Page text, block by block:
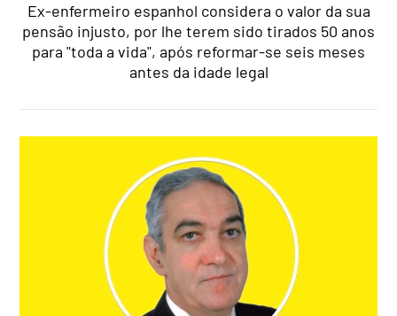
Ex-enfermeiro espanhol considera o valor da sua
pensão injusto, por lhe terem sido tirados 50 anos
para "toda a vida", após reformar-se seis meses
antes da idade legal